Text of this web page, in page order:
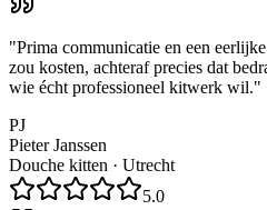
"Prima communicatie en een
zou kosten, achteraf precies dat
wie écht professioneel kitwerk wil."
PJ
Pieter Janssen
Douche kitten · Utrecht
5.0